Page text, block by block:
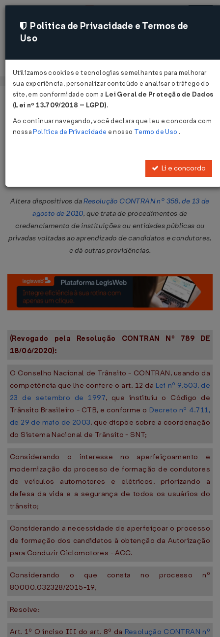
Acessar
Página Inicial Legislações
Resolução CONTRAN Nº 571 DE
Altera dispositivos daResolução CONTRAN nº 358, de 13 de
agosto de 2010, que trata de procedimentos de
credenciamento de instituições ou entidades públicas ou
privadas voltadas ao aprendizado de candidatos e condutores,
e dá outras providências.
(Revogado pela Resolução CONTRAN Nº 789 DE
18/06/2020):
O Conselho Nacional de Trânsito - CONTRAN, usando da
competência que lhe confere o art. 12 da Lei nº 9.503, de
23 de setembro de 1997, que instituiu o Código de
Trânsito Brasileiro - CTB, e conforme o Decreto nº 4.711,
de 29 de maio de 2003, que dispõe sobre a coordenação
do Sistema Nacional de Trânsito - SNT;
Considerando o interesse no aperfeiçoamento e
modernização do processo de formação de condutores
de veículos automotores e elétricos, priorizando a
defesa da vida e a segurança de todos os usuários do
trânsito;
Considerando a necessidade de aperfeiçoar o processo
de formação dos candidatos à obtenção da Autorização
para Conduzir Ciclomotores - ACC.
Considerando o que consta no processo nº
80000.032328/2015-19,
Resolve:
Art. 1º O inciso III do art. 8º da Resolução CONTRAN nº
Política de Privacidade e Termos de
Uso
Utilizamos cookies e tecnologias semelhantes para melhorar
sua experiência, personalizar conteúdo e analisar o tráfego do
site, em conformidade com a Lei Geral de Proteção de Dados
(Lei nº 13.709/2018 – LGPD).
Ao continuar navegando, você declara que leu e concorda com
nossaPolítica de Privacidade e nosso Termo de Uso .
Li e concordo